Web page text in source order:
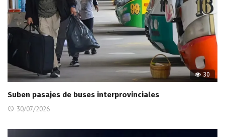
30
Suben pasajes de buses interprovinciales
30/07/2026